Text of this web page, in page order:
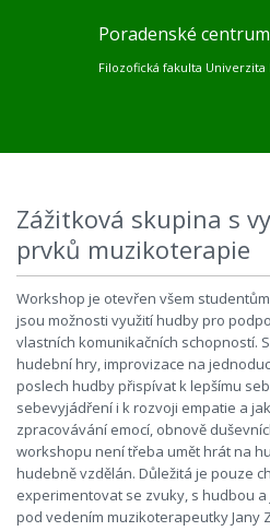
Poradenské
Filozofická fakulta Univerzita
Zážitková skupina s
prvků muzikoterapie
Workshop je otevřen všem
jsou možnosti využití hudby pro
vlastních komunikačních schopností.
hudební hry, improvizace na
poslech hudby přispívat k lepšímu
sebevyjádření i k rozvoji empatie a
zpracovávání emocí, obnově
workshopu není třeba umět hrát na
hudebně vzdělán. Důležitá je pouze
experimentovat se zvuky, s hudbou
pod vedením muzikoterapeutky Jany